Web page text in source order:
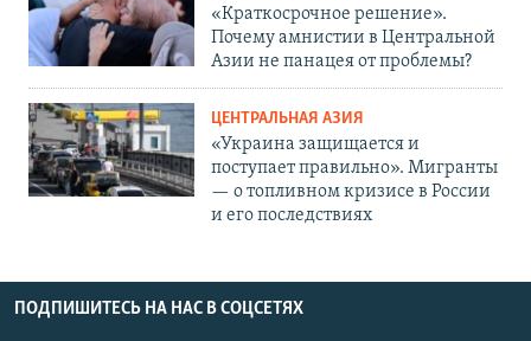
«Краткосрочное решение».
Почему амнистии в Центральной
Азии не панацея от проблемы?
ЦЕНТРАЛЬНАЯ АЗИЯ
«Украина защищается и
поступает правильно». Мигранты
— о топливном кризисе в России
и его последствиях
ПОДПИШИТЕСЬ НА НАС В СОЦСЕТЯХ